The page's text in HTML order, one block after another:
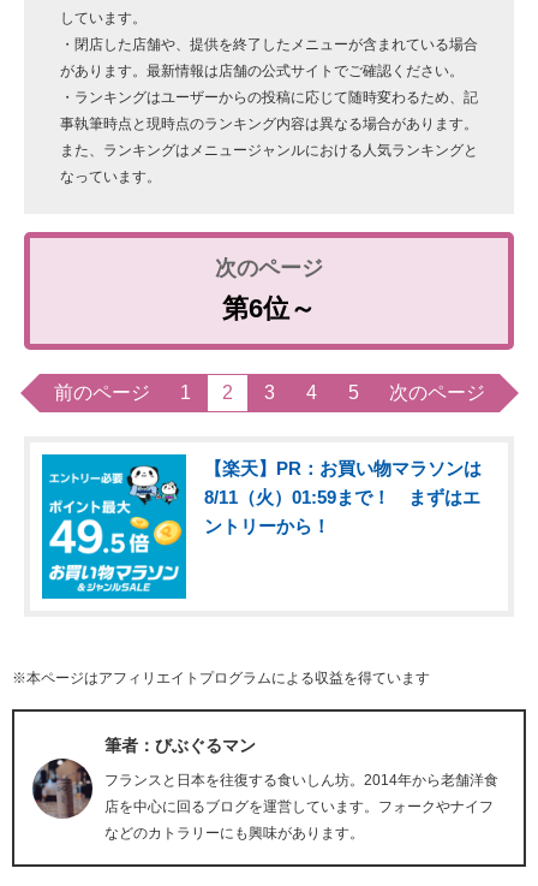
しています。
・閉店した店舗や、提供を終了したメニューが含まれている場合
があります。最新情報は店舗の公式サイトでご確認ください。
・ランキングはユーザーからの投稿に応じて随時変わるため、記
事執筆時点と現時点のランキング内容は異なる場合があります。
また、ランキングはメニュージャンルにおける人気ランキングと
なっています。
第6位～
前のページ 1 2 3 4 5 次のページ
【楽天】PR：お買い物マラソンは
8/11（火）01:59まで！ まずはエ
ントリーから！
※本ページはアフィリエイトプログラムによる収益を得ています
筆者：びぶぐるマン
フランスと日本を往復する食いしん坊。2014年から老舗洋食
店を中心に回るブログを運営しています。フォークやナイフ
などのカトラリーにも興味があります。